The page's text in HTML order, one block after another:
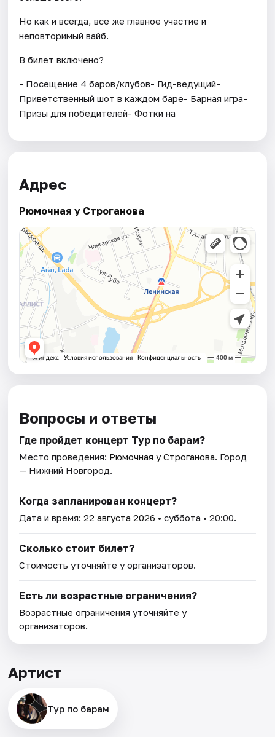
Но как и всегда, все же главное участие и
неповторимый вайб.
В билет включено?
- Посещение 4 баров/клубов- Гид-ведущий-
Приветственный шот в каждом баре- Барная игра-
Призы для победителей- Фотки на
Адрес
Рюмочная у Строганова
Вопросы и ответы
Где пройдет концерт Тур по барам?
Место проведения: Рюмочная у Строганова. Город
— Нижний Новгород.
Когда запланирован концерт?
Дата и время:22 августа 2026 • суббота • 20:00.
Сколько стоит билет?
Стоимость уточняйте у организаторов.
Есть ли возрастные ограничения?
Возрастные ограничения уточняйте у
организаторов.
Артист
Тур по барам